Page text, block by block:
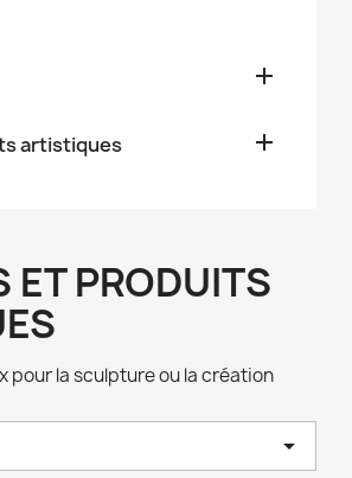

artistiques

ET PRODUITS
pour la sculpture ou la création
